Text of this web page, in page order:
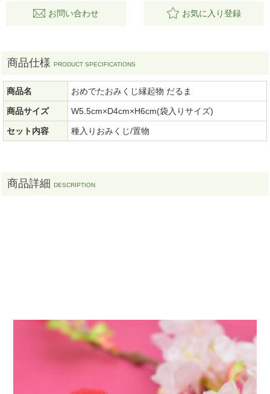
お問い合わせ お気に入り登録
商品詳細
商品仕様
商品名 おめでたおみくじ縁起物 だるま
商品サイズ W5.5cm×D4cm×H6cm(袋入りサイズ)
セット内容 種入りおみくじ/置物